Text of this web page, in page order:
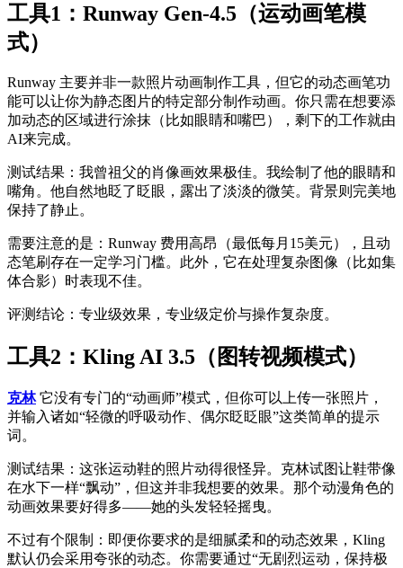
工具1：Runway Gen-4.5（运动画笔模
式）
Runway 主要并非一款照片动画制作工具，但它的动态画笔功
能可以让你为静态图片的特定部分制作动画。你只需在想要添
加动态的区域进行涂抹（比如眼睛和嘴巴），剩下的工作就由
AI来完成。
测试结果：我曾祖父的肖像画效果极佳。我绘制了他的眼睛和
嘴角。他自然地眨了眨眼，露出了淡淡的微笑。背景则完美地
保持了静止。
需要注意的是：Runway 费用高昂（最低每月15美元），且动
态笔刷存在一定学习门槛。此外，它在处理复杂图像（比如集
体合影）时表现不佳。
评测结论：专业级效果，专业级定价与操作复杂度。
工具2：Kling AI 3.5（图转视频模式）
克林它没有专门的“动画师”模式，但你可以上传一张照片，
并输入诸如“轻微的呼吸动作、偶尔眨眨眼”这类简单的提示
词。
测试结果：这张运动鞋的照片动得很怪异。克林试图让鞋带像
在水下一样“飘动”，但这并非我想要的效果。那个动漫角色的
动画效果要好得多——她的头发轻轻摇曳。
不过有个限制：即便你要求的是细腻柔和的动态效果，Kling
默认仍会采用夸张的动态。你需要通过“无剧烈运动，保持极